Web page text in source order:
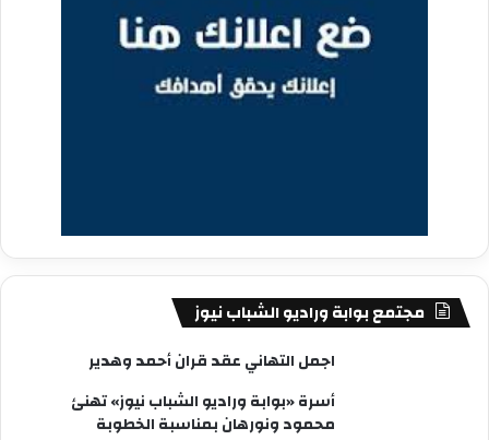
مجتمع بوابة وراديو الشباب نيوز
اجمل التهاني عقد قران أحمد وهدير
أسرة «بوابة وراديو الشباب نيوز» تهنئ
محمود ونورهان بمناسبة الخطوبة